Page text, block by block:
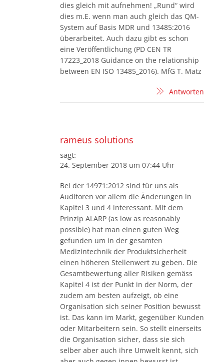
dies gleich mit aufnehmen! „Rund“ wird
dies m.E. wenn man auch gleich das QM-
System auf Basis MDR und 13485:2016
überarbeitet. Auch dazu gibt es schon
eine Veröffentlichung (PD CEN TR
17223_2018 Guidance on the relationship
between EN ISO 13485_2016). MfG T. Matz
Antworten
rameus solutions
sagt:
24. September 2018 um 07:44 Uhr
Bei der 14971:2012 sind für uns als
Auditoren vor allem die Änderungen in
Kapitel 3 und 4 interessant. Mit dem
Prinzip ALARP (as low as reasonably
possible) hat man einen guten Weg
gefunden um in der gesamten
Medizintechnik der Produktsicherheit
einen höheren Stellenwert zu geben. Die
Gesamtbewertung aller Risiken gemäss
Kapitel 4 ist der Punkt in der Norm, der
zudem am besten aufzeigt, ob eine
Organisation sich seiner Position bewusst
ist. Das kann im Markt, gegenüber Kunden
oder Mitarbeitern sein. So stellt einerseits
die Organisation sicher, dass sie sich
selber aber auch ihre Umwelt kennt, sich